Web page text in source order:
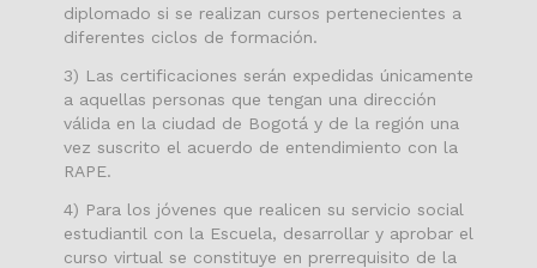
diplomado si se realizan cursos pertenecientes a
diferentes ciclos de formación.
3) Las certificaciones serán expedidas únicamente
a aquellas personas que tengan una dirección
válida en la ciudad de Bogotá y de la región una
vez suscrito el acuerdo de entendimiento con la
RAPE.
4) Para los jóvenes que realicen su servicio social
estudiantil con la Escuela, desarrollar y aprobar el
curso virtual se constituye en prerrequisito de la